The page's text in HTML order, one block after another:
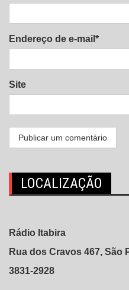
Endereço de e-mail*
Site
LOCALIZAÇÃO
Rádio Itabira
Rua dos Cravos 467, São
3831-2928